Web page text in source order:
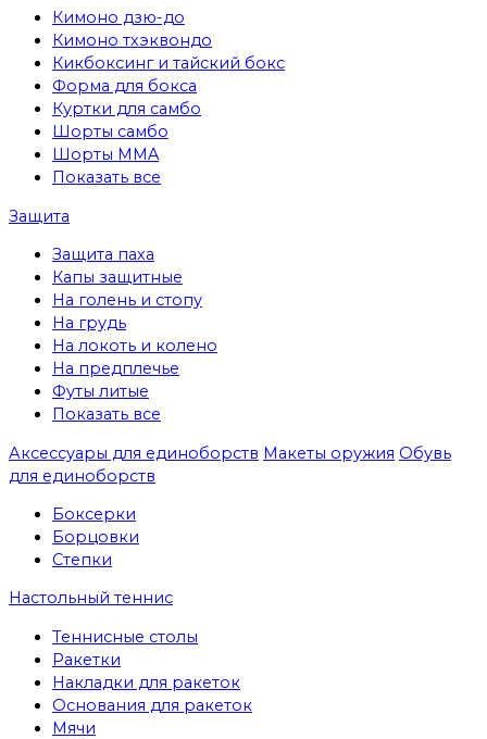
Кимоно дзю-до
Кимоно тхэквондо
Кикбоксинг и тайский бокс
Форма для бокса
Куртки для самбо
Шорты самбо
Шорты MMA
Показать все
Защита
Защита паха
Капы защитные
На голень и стопу
На грудь
На локоть и колено
На предплечье
Футы литые
Показать все
Аксессуары для единоборств Макеты оружия Обувь
для единоборств
Боксерки
Борцовки
Степки
Настольный теннис
Теннисные столы
Ракетки
Накладки для ракеток
Основания для ракеток
Мячи